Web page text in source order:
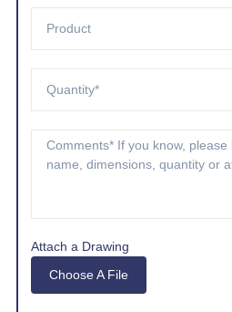
Attach a Drawing
Choose A File